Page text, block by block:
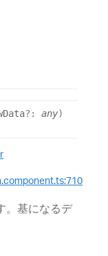
?: any)
。基になるデ